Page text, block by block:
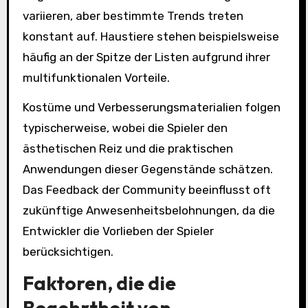
variieren, aber bestimmte Trends treten
konstant auf. Haustiere stehen beispielsweise
häufig an der Spitze der Listen aufgrund ihrer
multifunktionalen Vorteile.
Kostüme und Verbesserungsmaterialien folgen
typischerweise, wobei die Spieler den
ästhetischen Reiz und die praktischen
Anwendungen dieser Gegenstände schätzen.
Das Feedback der Community beeinflusst oft
zukünftige Anwesenheitsbelohnungen, da die
Entwickler die Vorlieben der Spieler
berücksichtigen.
Faktoren, die die